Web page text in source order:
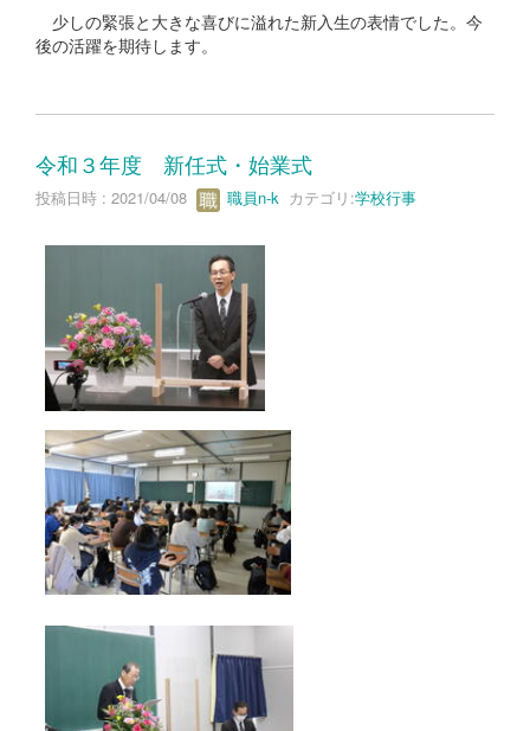
少しの緊張と大きな喜びに溢れた新入生の表情でした。今
後の活躍を期待します。
令和３年度 新任式・始業式
投稿日時 : 2021/04/08 職員n-k カテゴリ:学校行事